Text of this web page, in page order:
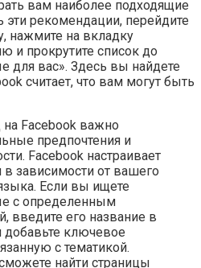
вам наиболее подходящие
рекомендации, перейдите
нажмите на вкладку
и прокрутите список до
для вас». Здесь вы найдете
считает, что вам могут быть
Facebook важно
предпочтения и
Facebook настраивает
зависимости от вашего
Если вы ищете
с определенным
введите его название в
добавьте ключевое
с тематикой.
найти страницы